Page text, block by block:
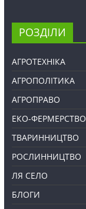
РОЗДІЛИ
АГРОТЕХНІКА
АГРОПОЛІТИКА
АГРОПРАВО
ЕКО-ФЕРМЕРСТВО
ТВАРИННИЦТВО
РОСЛИННИЦТВО
ЛЯ СЕЛО
БЛОГИ